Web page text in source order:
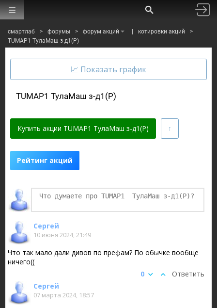
смартлаб > форумы > форум акций котировки акций
>
TUMAP1 ТулаМаш з-д1(P)
TUMAP1 ТулаМаш з-д1(P)
Купить акции TUMAP1 ТулаМаш з-д1(P)
Финаме
БКС Мир Инвестиций
Рейтинг акций
Сергей
10 июня 2024, 21:49
Что так мало дали дивов по префам? По обычке вообще
ничего((
Ответить
0
Сергей
07 марта 2024, 18:57